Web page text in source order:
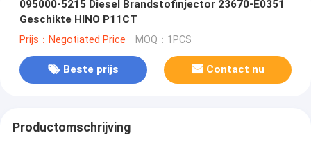
095000-5215 Diesel Brandstofinjector 23670-E0351
Geschikte HINO P11CT
Prijs：Negotiated Price MOQ：1PCS
Beste prijs Contact nu
Productomschrijving